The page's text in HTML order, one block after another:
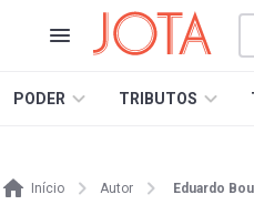
PODER TRIBUTOS
Início Autor Eduardo